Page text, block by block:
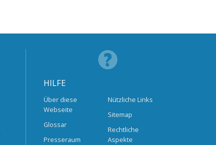
HILFE
Über diese
Webseite
Glossar
Presseraum
Nützliche Links
Sitemap
Rechtliche
Aspekte